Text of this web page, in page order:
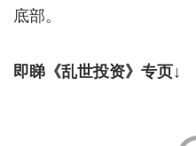
底部。
即睇《乱世投资》专页↓